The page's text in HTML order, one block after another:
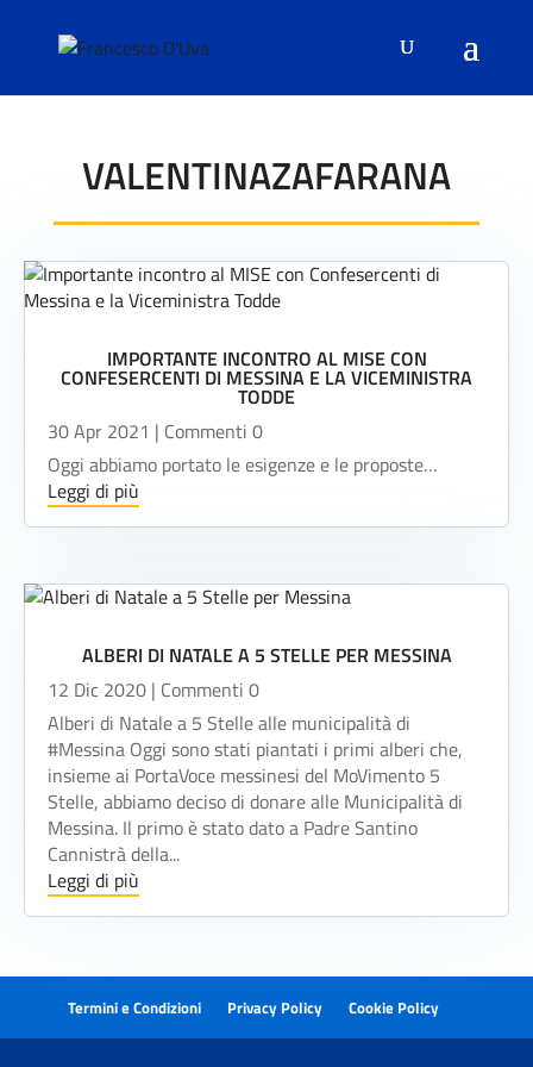
VALENTINAZAFARANA
IMPORTANTE INCONTRO AL MISE CON
CONFESERCENTI DI MESSINA E LA VICEMINISTRA
TODDE
30 Apr 2021 | Commenti 0
Oggi abbiamo portato le esigenze e le proposte…
Leggi di più
ALBERI DI NATALE A 5 STELLE PER MESSINA
12 Dic 2020 | Commenti 0
Alberi di Natale a 5 Stelle alle municipalità di
#Messina Oggi sono stati piantati i primi alberi che,
insieme ai PortaVoce messinesi del MoVimento 5
Stelle, abbiamo deciso di donare alle Municipalità di
Messina. Il primo è stato dato a Padre Santino
Cannistrà della...
Leggi di più
Termini e Condizioni Privacy Policy Cookie Policy